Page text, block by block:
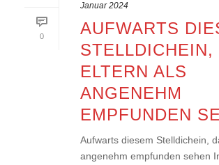
0
Januar 2024
AUFWARTS
STELLDICHEIN,
ELTERN ALS
ANGENEHM
EMPFUNDEN
Aufwarts diesem Stelldichein,
angenehm empfunden sehen